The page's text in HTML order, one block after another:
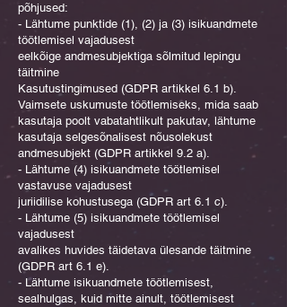
põhjused:
- Lähtume punktide (1), (2) ja (3) isikuandmete
töötlemisel vajadusest
eelkõige andmesubjektiga sõlmitud lepingu
täitmine
Kasutustingimused (GDPR artikkel 6.1 b).
Vaimsete uskumuste töötlemiseks, mida saab
kasutaja poolt vabatahtlikult pakutav, lähtume
kasutaja selgesõnalisest nõusolekust
andmesubjekt (GDPR artikkel 9.2 a).
- Lähtume (4) isikuandmete töötlemisel
vastavuse vajadusest
juriidilise kohustusega (GDPR art 6.1 c).
- Lähtume (5) isikuandmete töötlemisel
vajadusest
avalikes huvides täidetava ülesande täitmine
(GDPR art 6.1 e).
- Lähtume isikuandmete töötlemisest,
sealhulgas, kuid mitte ainult, töötlemisest